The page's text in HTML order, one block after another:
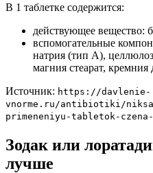
В 1 таблетке содержится:
действующее вещество:
вспомогательные
натрия (тип А),
магния стеарат,
Источник: https://davlenie-
vnorme.ru/antibiotiki/
primeneniyu-tabletok-
Зодак или
лучше